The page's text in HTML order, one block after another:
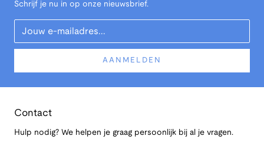
Schrijf je nu in op onze nieuwsbrief.
Your Email
AANMELDEN
Contact
Hulp nodig? We helpen je graag persoonlijk bij al je vragen.